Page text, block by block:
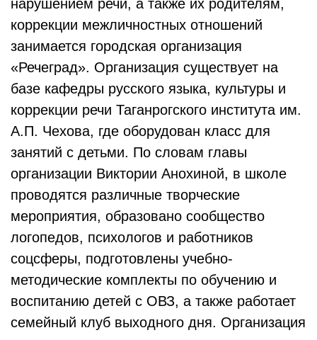
нарушением речи, а также их родителям,
коррекции межличностных отношений
занимается городская организация
«Речеград». Организация существует на
базе кафедры русского языка, культуры и
коррекции речи Таганрогского института им.
А.П. Чехова, где оборудован класс для
занятий с детьми. По словам главы
организации Виктории Анохиной, в школе
проводятся различные творческие
мероприятия, образовано сообщество
логопедов, психологов и работников
соцсферы, подготовлены учебно-
методические комплекты по обучению и
воспитанию детей с ОВЗ, а также работает
семейный клуб выходного дня. Организация